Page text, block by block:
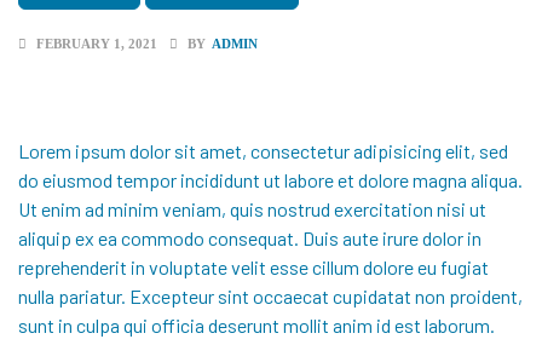
FEBRUARY 1, 2021 BY ADMIN
Lorem ipsum dolor sit amet, consectetur adipisicing elit, sed
do eiusmod tempor incididunt ut labore et dolore magna aliqua.
Ut enim ad minim veniam, quis nostrud exercitation nisi ut
aliquip ex ea commodo consequat. Duis aute irure dolor in
reprehenderit in voluptate velit esse cillum dolore eu fugiat
nulla pariatur. Excepteur sint occaecat cupidatat non proident,
sunt in culpa qui officia deserunt mollit anim id est laborum.